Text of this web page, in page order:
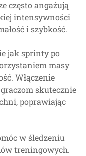
często angażują
intensywności
i szybkość.
jak sprinty po
masy
Włączenie
skutecznie
poprawiając
w śledzeniu
treningowych.